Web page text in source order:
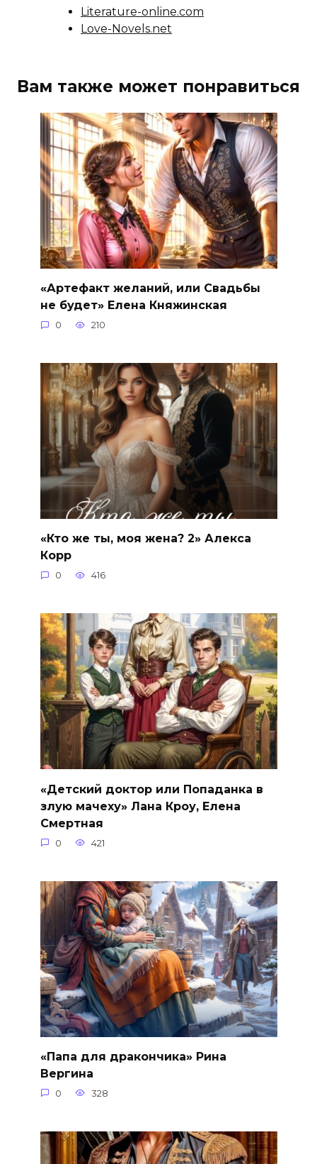
Literature-online.com
Love-Novels.net
Вам также может понравиться
«Артефакт желаний, или Свадьбы
не будет» Елена Княжинская
0 210
«Кто же ты, моя жена? 2» Алекса
Корр
0 416
«Детский доктор или Попаданка в
злую мачеху» Лана Кроу, Елена
Смертная
0 421
«Папа для дракончика» Рина
Вергина
0 328